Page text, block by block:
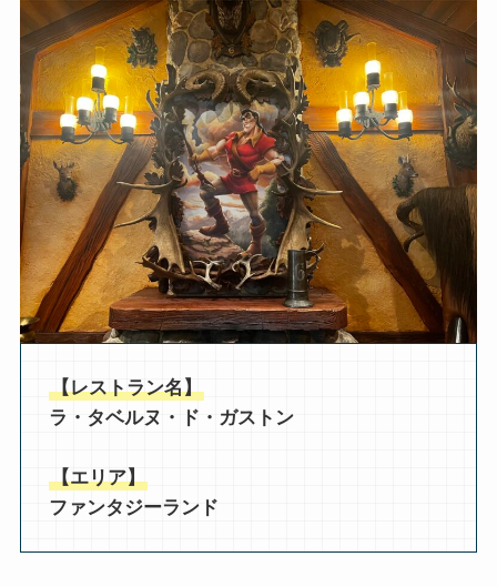
【レストラン名】
ラ・タベルヌ・ド・ガストン
【エリア】
ファンタジーランド